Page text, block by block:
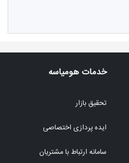
خدمات هومیاسه
تحقیق بازار
ایده پردازی اختصاصی
سامانه ارتباط با مشتریان